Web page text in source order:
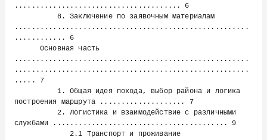
....................................... 6
.......................................................
............ 6
.......................................................
.......................................................
..... 7
построения маршрута .................... 7
службами ......................................... 9
             2.1 Транспорт и проживание